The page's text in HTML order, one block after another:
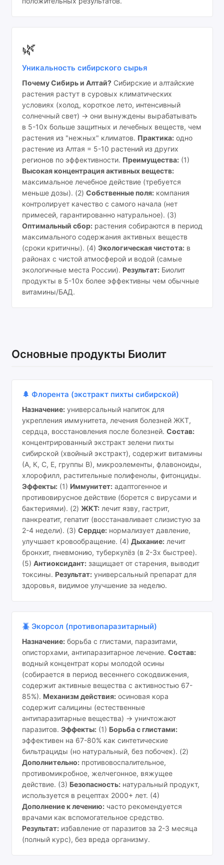
🌿
Уникальность сибирского сырья
Почему Сибирь и Алтай?Сибирские и алтайские
растения растут в суровых климатических
условиях (холод, короткое лето, интенсивный
солнечный свет) → они вынуждены вырабатывать
в 5-10x больше защитных и лечебных веществ, чем
растения из "нежных" климатов. Практика:одно
растение из Алтая = 5-10 растений из других
регионов по эффективности. Преимущества:(1)
Высокая концентрация активных веществ:
максимальное лечебное действие (требуется
меньше дозы). (2) Собственные поля:компания
контролирует качество с самого начала (нет
примесей, гарантированно натуральное). (3)
Оптимальный сбор:растения собираются в период
максимального содержания активных веществ
(сроки критичны). (4) Экологическая чистота:в
районах с чистой атмосферой и водой (самые
экологичные места России). Результат:Биолит
продукты в 5-10x более эффективны чем обычные
витамины/БАД.
Основные продукты Биолит
🌲 Флорента (экстракт пихты сибирской)
Назначение:универсальный напиток для
укрепления иммунитета, лечения болезней ЖКТ,
сердца, восстановления после болезней. Состав:
концентрированный экстракт зелени пихты
сибирской (хвойный экстракт), содержит витамины
(А, К, С, Е, группы В), микроэлементы, флавоноиды,
хлорофилл, растительные полифенолы, фитонциды.
Эффекты:(1) Иммунитет:адаптогенное и
противовирусное действие (борется с вирусами и
бактериями). (2) ЖКТ:лечит язву, гастрит,
панкреатит, гепатит (восстанавливает слизистую за
2-4 недели). (3) Сердце:нормализует давление,
улучшает кровообращение. (4) Дыхание:лечит
бронхит, пневмонию, туберкулёз (в 2-3x быстрее).
(5) Антиоксидант:защищает от старения, выводит
токсины. Результат:универсальный препарат для
здоровья, видимое улучшение за неделю.
🪲 Экорсол (противопаразитарный)
Назначение:борьба с глистами, паразитами,
описторхами, антипаразитарное лечение. Состав:
водный концентрат коры молодой осины
(собирается в период весеннего сокодвижения,
содержит активные вещества с активностью 67-
85%). Механизм действия:осиновая кора
содержит салицины (естественные
антипаразитарные вещества) → уничтожают
паразитов. Эффекты:(1) Борьба с глистами:
эффективен на 67-80% как синтетические
бильтрациды (но натуральный, без побочек). (2)
Дополнительно:противовоспалительное,
противомикробное, желчегонное, вяжущее
действие. (3) Безопасность:натуральный продукт,
используется в рецептах 2000+ лет. (4)
Дополнение к лечению:часто рекомендуется
врачами как вспомогательное средство.
Результат:избавление от паразитов за 2-3 месяца
(полный курс), без вреда организму.